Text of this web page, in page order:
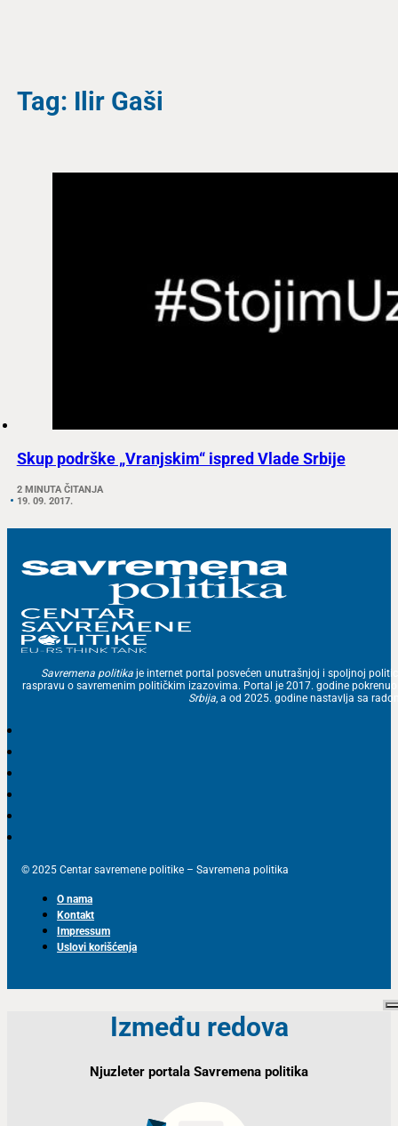
Tag: Ilir Gaši
Skup podrške „Vranjskim“ ispred Vlade Srbije
2 MINUTA ČITANJA
19. 09. 2017.
Savremena politika je internet portal posvećen unutrašnjoj i spoljnoj
raspravu o savremenim političkim izazovima. Portal je 2017. godine
Srbija, a od 2025. godine nastavlja sa
© 2025 Centar savremene politike – Savremena politika
O nama
Kontakt
Impressum
Uslovi korišćenja
Između redova
Njuzleter portala Savremena politika